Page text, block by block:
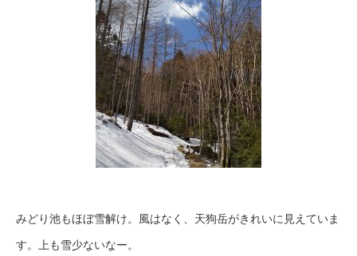
みどり池もほぼ雪解け。風はなく、天狗岳がきれいに見えていま
す。上も雪少ないなー。